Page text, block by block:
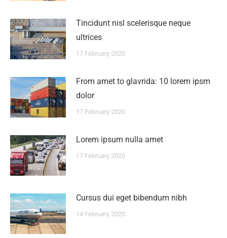
Tincidunt nisl scelerisque neque
ultrices
17 February 2020
From amet to glavrida: 10 lorem ipsm
dolor
17 February 2020
Lorem ipsum nulla amet
17 February 2020
Сursus dui eget bibendum nibh
14 February 2020